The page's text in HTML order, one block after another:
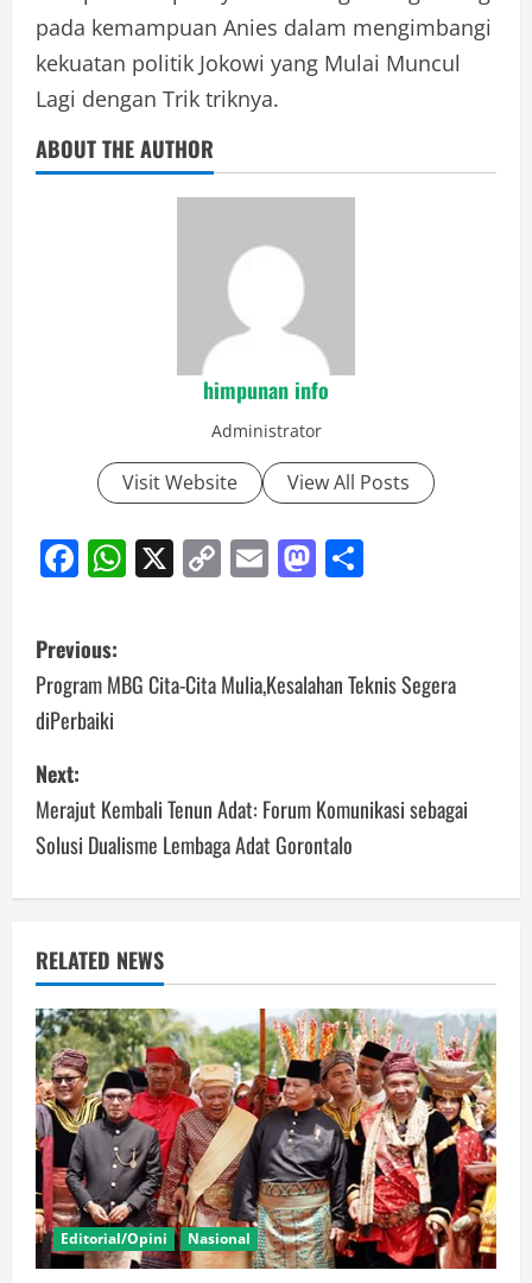
pada kemampuan Anies dalam mengimbangi
kekuatan politik Jokowi yang Mulai Muncul
Lagi dengan Trik triknya.
ABOUT THE AUTHOR
himpunan info
Administrator
Visit Website View All Posts
Facebook
WhatsApp
X CopyEmailMastodon
Post
navigation
Previous:
Program MBG Cita-Cita Mulia,Kesalahan Teknis Segera
diPerbaiki
Next:
Merajut Kembali Tenun Adat: Forum Komunikasi sebagai
Solusi Dualisme Lembaga Adat Gorontalo
RELATED NEWS
Editorial/Opini Nasional